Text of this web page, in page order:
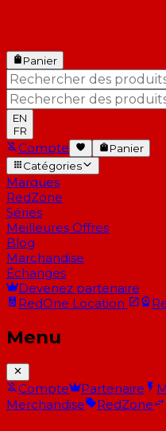
Panier
EN
FR
Compte
Panier
Catégories
Marques
RedZone
Séries
Meilleures Offres
Blog
Marchandise
Échanges
Devenez partenaire
RedOne Location
Menu
Compte Partenaire
Merchandise
RedZone